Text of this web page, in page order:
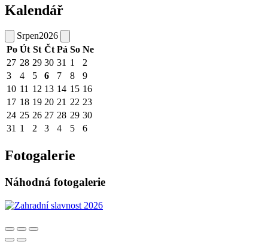
Kalendář
Srpen2026
Po Út St Čt Pá So Ne
27 28 29 30 31 1
2
3
4 5 6 7 8
9
10 11 12 13 14 15 16
17 18 19 20 21 22 23
24 25 26 27 28 29 30
31 1 2 3 4 5 6
Fotogalerie
Náhodná fotogalerie